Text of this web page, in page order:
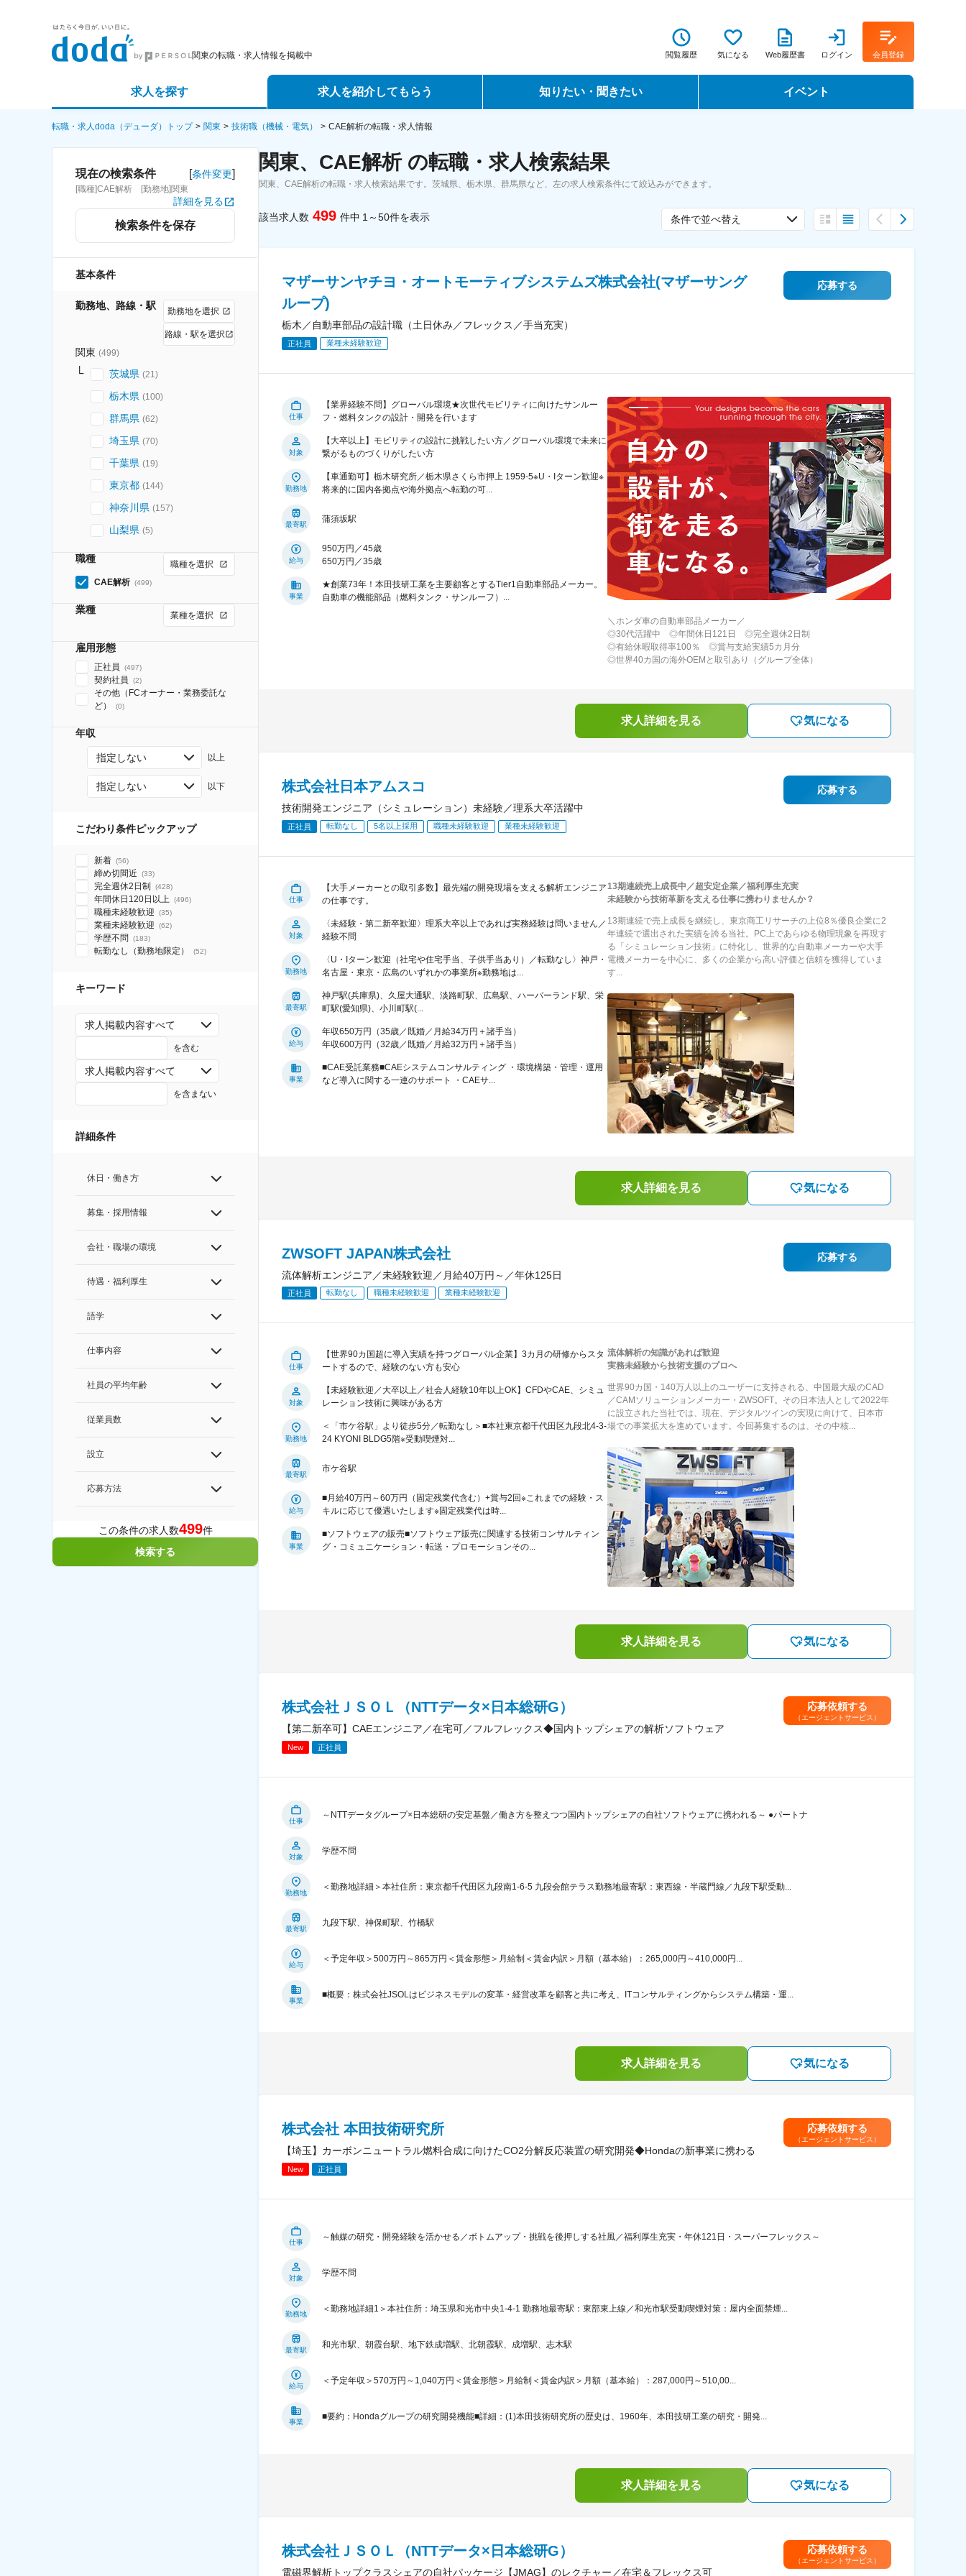
関東の転職・求人情報を掲載中 閲覧履歴 気になる Web履歴書 ログイン 会員登録
求人を探す
詳細条件から探す
求人特集から探す
求人を紹介してもらう
エージェントサービス
スカウトサービス
知りたい・聞きたい
データで見る転職
イベント
転職・求人doda（デューダ）トップ 関東 技術職（機械・電気） CAE解析の転職・求人情報
現在の検索条件 [条件変更]
[職種]CAE解析 [勤務地]関東
詳細を見る
検索条件を保存
基本条件
勤務地、路線・駅 勤務地を選択
路線・駅を選択
関東 (499)
茨城県 (21 )
栃木県 (100)
群馬県 (62)
埼玉県 (70)
千葉県 (19)
東京都 (144)
神奈川県 (157)
山梨県 (5)
職種
職種を選択
CAE解析 (499)
業種 業種を選択
雇用形態
正社員 (497)
契約社員 (2)
その他（FCオーナー・業務委託な
ど）
(0)
年収
指定しない 以上
指定しない 以下
こだわり条件ピックアップ
新着 (56)
締め切間近 (33)
完全週休2日制 (428)
年間休日120日以上 (496)
職種未経験歓迎 (35)
業種未経験歓迎 (62)
学歴不問 (183)
転勤なし（勤務地限定） (52)
キーワード
求人掲載内容すべて
を含む
求人掲載内容すべて
を含まない
詳細条件
休日・働き方
募集・採用情報
会社・職場の環境
待遇・福利厚生
語学
仕事内容
社員の平均年齢
従業員数
設立
応募方法
この条件の求人数499件
検索する
関東、CAE解析 の転職・求人検索結果
関東、CAE解析の転職・求人検索結果です。茨城県、栃木県、群馬県など、左の求人検索条件にて絞込みができます。
該当求人数 499 件中 1～50件を表示 条件で並べ替え
マザーサンヤチヨ・オートモーティブシステムズ株式会社(マザーサング
ループ)
栃木／自動車部品の設計職（土日休み／フレックス／手当充実）
正社員 業種未経験歓迎
応募する
仕事
【業界経験不問】グローバル環境★次世代モビリティに向けたサンルー
フ・燃料タンクの設計・開発を行います
対象
【大卒以上】モビリティの設計に挑戦したい方／グローバル環境で未来に
繋がるものづくりがしたい方
勤務地
【車通勤可】栃木研究所／栃木県さくら市押上 1959-5※U・Iターン歓迎※
将来的に国内各拠点や海外拠点へ転勤の可...
最寄駅
蒲須坂駅
給与
950万円／45歳
650万円／35歳
事業
★創業73年！本田技研工業を主要顧客とするTier1自動車部品メーカー。
自動車の機能部品（燃料タンク・サンルーフ）...
＼ホンダ車の自動車部品メーカー／
◎30代活躍中 ◎年間休日121日 ◎完全週休2日制
◎有給休暇取得率100％ ◎賞与支給実績5カ月分
◎世界40カ国の海外OEMと取引あり（グループ全体）
求人詳細を見る 気になる
株式会社日本アムスコ
技術開発エンジニア（シミュレーション）未経験／理系大卒活躍中
正社員 転勤なし 5名以上採用 職種未経験歓迎 業種未経験歓迎
応募する
仕事
【大手メーカーとの取引多数】最先端の開発現場を支える解析エンジニア
の仕事です。
対象
〈未経験・第二新卒歓迎〉理系大卒以上であれば実務経験は問いません／
経験不問
勤務地
〈U・Iターン歓迎（社宅や住宅手当、子供手当あり）／転勤なし〉神戸・
名古屋・東京・広島のいずれかの事業所※勤務地は...
最寄駅
神戸駅(兵庫県)、久屋大通駅、淡路町駅、広島駅、ハーバーランド駅、栄
町駅(愛知県)、小川町駅(...
給与
年収650万円（35歳／既婚／月給34万円＋諸手当）
年収600万円（32歳／既婚／月給32万円＋諸手当）
事業
■CAE受託業務■CAEシステムコンサルティング ・環境構築・管理・運用
など導入に関する一連のサポート ・CAEサ...
13期連続売上成長中／超安定企業／福利厚生充実
未経験から技術革新を支える仕事に携わりませんか？
13期連続で売上成長を継続し、東京商工リサーチの上位8％優良企業に2
年連続で選出された実績を誇る当社。PC上であらゆる物理現象を再現す
る「シミュレーション技術」に特化し、世界的な自動車メーカーや大手
電機メーカーを中心に、多くの企業から高い評価と信頼を獲得していま
す...
求人詳細を見る 気になる
ZWSOFT JAPAN株式会社
流体解析エンジニア／未経験歓迎／月給40万円～／年休125日
正社員 転勤なし 職種未経験歓迎 業種未経験歓迎
応募する
仕事
【世界90カ国超に導入実績を持つグローバル企業】3カ月の研修からスタ
ートするので、経験のない方も安心
対象
【未経験歓迎／大卒以上／社会人経験10年以上OK】CFDやCAE、シミュ
レーション技術に興味がある方
勤務地
＜「市ケ谷駅」より徒歩5分／転勤なし＞■本社東京都千代田区九段北4-3-
24 KYONI BLDG5階※受動喫煙対...
最寄駅
市ケ谷駅
給与
■月給40万円～60万円（固定残業代含む）+賞与2回※これまでの経験・ス
キルに応じて優遇いたします※固定残業代は時...
事業
■ソフトウェアの販売■ソフトウェア販売に関連する技術コンサルティン
グ・コミュニケーション・転送・プロモーションその...
流体解析の知識があれば歓迎
実務未経験から技術支援のプロへ
世界90カ国・140万人以上のユーザーに支持される、中国最大級のCAD
／CAMソリューションメーカー・ZWSOFT。その日本法人として2022年
に設立された当社では、現在、デジタルツインの実現に向けて、日本市
場での事業拡大を進めています。今回募集するのは、その中核...
求人詳細を見る 気になる
株式会社ＪＳＯＬ（NTTデータ×日本総研G）
【第二新卒可】CAEエンジニア／在宅可／フルフレックス◆国内トップシェアの解析ソフトウェア
New 正社員
応募依頼する
（エージェントサービス）
仕事
～NTTデータグループ×日本総研の安定基盤／働き方を整えつつ国内トップシェアの自社ソフトウェアに携われる～ ●パートナ
対象
学歴不問
勤務地
＜勤務地詳細＞本社住所：東京都千代田区九段南1-6-5 九段会館テラス勤務地最寄駅：東西線・半蔵門線／九段下駅受動...
最寄駅
九段下駅、神保町駅、竹橋駅
給与
＜予定年収＞500万円～865万円＜賃金形態＞月給制＜賃金内訳＞月額（基本給）：265,000円～410,000円...
事業
■概要：株式会社JSOLはビジネスモデルの変革・経営改革を顧客と共に考え、ITコンサルティングからシステム構築・運...
求人詳細を見る 気になる
株式会社 本田技術研究所
【埼玉】カーボンニュートラル燃料合成に向けたCO2分解反応装置の研究開発◆Hondaの新事業に携わる
New 正社員
応募依頼する
（エージェントサービス）
仕事
～触媒の研究・開発経験を活かせる／ボトムアップ・挑戦を後押しする社風／福利厚生充実・年休121日・スーパーフレックス～
対象
学歴不問
勤務地
＜勤務地詳細1＞本社住所：埼玉県和光市中央1-4-1 勤務地最寄駅：東部東上線／和光市駅受動喫煙対策：屋内全面禁煙...
最寄駅
和光市駅、朝霞台駅、地下鉄成増駅、北朝霞駅、成増駅、志木駅
給与
＜予定年収＞570万円～1,040万円＜賃金形態＞月給制＜賃金内訳＞月額（基本給）：287,000円～510,00...
事業
■要約：Hondaグループの研究開発機能■詳細：(1)本田技術研究所の歴史は、1960年、本田技研工業の研究・開発...
求人詳細を見る 気になる
株式会社ＪＳＯＬ（NTTデータ×日本総研G）
電磁界解析トップクラスシェアの自社パッケージ【JMAG】のレクチャー／在宅＆フレックス可
応募依頼する
（エージェントサービス）